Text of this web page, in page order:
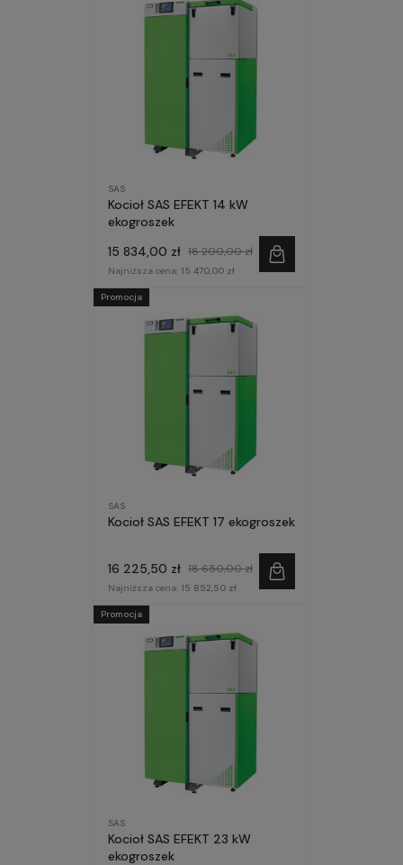
SAS
Kocioł SAS EFEKT 14 kW
ekogroszek
15 834,00 zł 18 200,00 zł
Najniższa cena: 15 470,00 zł
SAS
Kocioł SAS EFEKT 17 ekogroszek
16 225,50 zł 18 650,00 zł
Najniższa cena: 15 852,50 zł
Promocja
SAS
Kocioł SAS EFEKT 23 kW
ekogroszek
Promocja